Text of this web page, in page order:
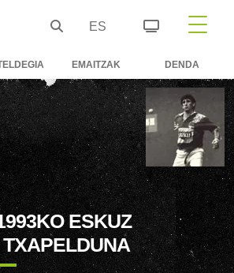
ES
EMAITZAK DENDA
ESKUZ